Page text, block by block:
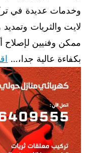
وخدمات عديدة في
لايت والثريات
ممكن وفنيين لإصلاح
بكفاءة عالية جدا،…